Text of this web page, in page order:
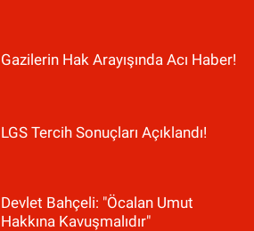
Gazilerin Hak Arayışında Acı Haber!
LGS Tercih Sonuçları Açıklandı!
Devlet Bahçeli: "Öcalan Umut
Hakkına Kavuşmalıdır"